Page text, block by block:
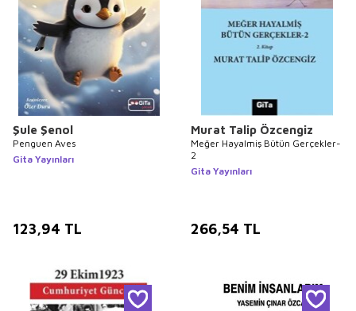
Şule Şenol
Penguen Aves
Gita Yayınları
123,94 TL
Murat Talip Özcengiz
Meğer Hayalmiş Bütün Gerçekler-
2
Gita Yayınları
266,54 TL